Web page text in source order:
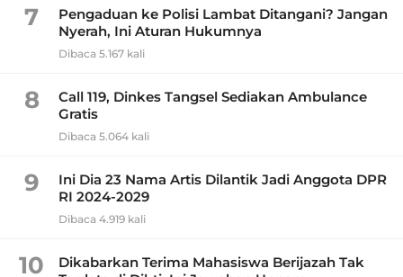
7
Pengaduan ke Polisi Lambat Ditangani? Jangan
Nyerah, Ini Aturan Hukumnya
Dibaca 5.167 kali
8
Call 119, Dinkes Tangsel Sediakan Ambulance
Gratis
Dibaca 5.064 kali
9
Ini Dia 23 Nama Artis Dilantik Jadi Anggota DPR
RI 2024-2029
Dibaca 4.919 kali
10
Dikabarkan Terima Mahasiswa Berijazah Tak